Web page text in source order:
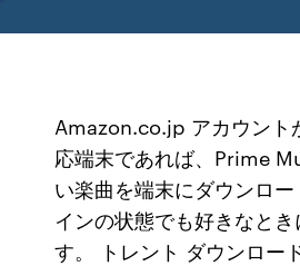
Amazon.co.jp アカウント
応端末であれば、Prime
い楽曲を端末にダウンロ
インの状態でも好きなとき
す。 トレント ダウンロー